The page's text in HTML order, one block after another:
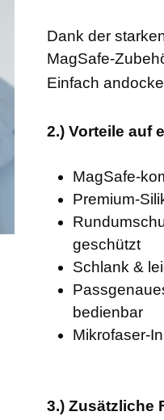
Dank der
MagSafe-
Einfach
2.) Vorteile auf
MagSafe-
Premium-
geschützt
Schlank &
bedienbar
Mikrofaser-
3.) Zusätzliche